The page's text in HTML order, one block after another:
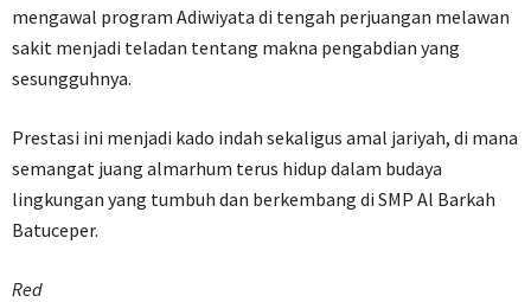
mengawal program Adiwiyata di tengah perjuangan melawan
sakit menjadi teladan tentang makna pengabdian yang
sesungguhnya.
Prestasi ini menjadi kado indah sekaligus amal jariyah, di mana
semangat juang almarhum terus hidup dalam budaya
lingkungan yang tumbuh dan berkembang di SMP Al Barkah
Batuceper.
Red